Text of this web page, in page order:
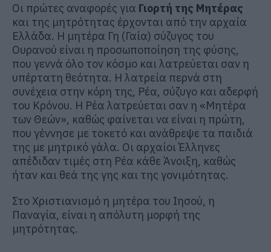
Οι πρώτες αναφορές για Γιορτή της Μητέρας
και της μητρότητας έρχονται από την αρχαία
Ελλάδα. Η μητέρα Γη (Γαία) σύζυγος του
Ουρανού είναι η προσωποποίηση της φύσης,
που γεννά όλο τον κόσμο και λατρεύεται σαν η
υπέρτατη θεότητα. Η λατρεία περνά στη
συνέχεια στην κόρη της, Ρέα, σύζυγο και αδερφή
του Κρόνου. Η Ρέα λατρεύεται σαν η «Μητέρα
των Θεών», καθώς φαίνεται να είναι η πρώτη,
που γέννησε με τοκετό και ανάθρεψε τα παιδιά
της με μητρικό γάλα. Οι αρχαίοι Έλληνες
απέδιδαν τιμές στη Ρέα κάθε Άνοιξη, καθώς
ήταν και θεά της γης και της γονιμότητας.
Στο Χριστιανισμό η μητέρα του Ιησού, η
Παναγία, είναι η απόλυτη μορφή της
μητρότητας.